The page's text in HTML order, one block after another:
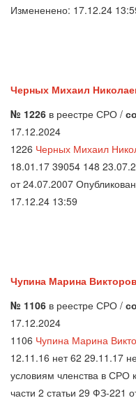
Измененено: 17.12.24
Черных Михаил
№ 1226 в реестре СРО /
17.12.2024
1226 Черных Михаил
18.01.17 39054 148
от 24.07.2007
17.12.24 13:59
Чупина Марина
№ 1106 в реестре СРО /
17.12.2024
1106 Чупина Марина
12.11.16 нет 62 29.11.17
условиям членства в СРО
части 2 статьи 29 ФЗ-221